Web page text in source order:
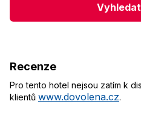
Recenze
Pro tento hotel nejsou zatím k
klientů www.dovolena.cz.